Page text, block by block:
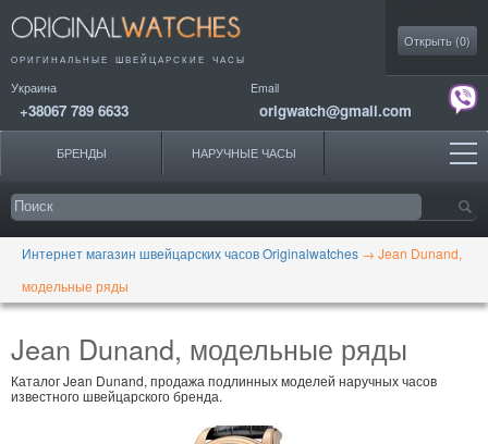
ОРИГИНАЛЬНЫЕ ШВЕЙЦАРСКИЕ ЧАСЫ
Украина
+38067 789 6633
Email
origwatch@gmail.com
Открыть (0)
БРЕНДЫ НАРУЧНЫЕ ЧАСЫ
Интернет магазин швейцарских часов Originalwatches → Jean Dunand,
модельные ряды
Jean Dunand, модельные ряды
Каталог Jean Dunand, продажа подлинных моделей наручных часов
известного швейцарского бренда.